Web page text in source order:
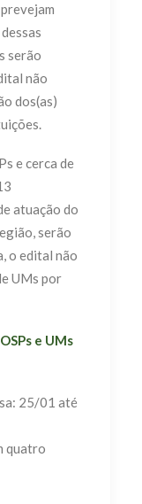
serão
não
dos(as)
e cerca de
atuação do
serão
o edital não
UMs por
e UMs
25/01 até
quatro